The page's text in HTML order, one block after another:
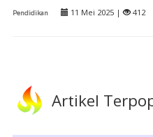
Pendidikan 11 Mei 2025 | 412
Artikel